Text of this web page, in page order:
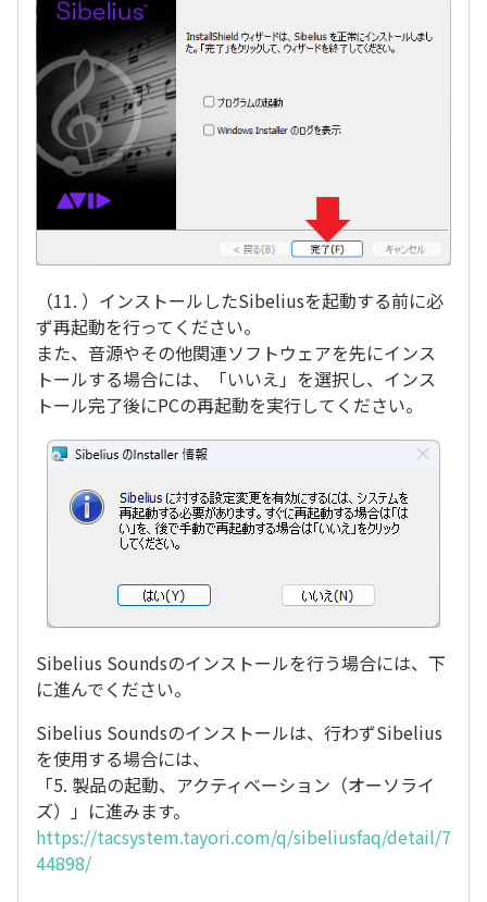
（11. ）インストールしたSibeliusを起動する前に必
ず再起動を行ってください。
また、音源やその他関連ソフトウェアを先にインス
トールする場合には、「いいえ」を選択し、インス
トール完了後にPCの再起動を実行してください。
Sibelius Soundsのインストールを行う場合には、下
に進んでください。
Sibelius Soundsのインストールは、行わずSibelius
を使用する場合には、
「5. 製品の起動、アクティベーション（オーソライ
ズ）」に進みます。
https://tacsystem.tayori.com/q/sibeliusfaq/detail/7
44898/